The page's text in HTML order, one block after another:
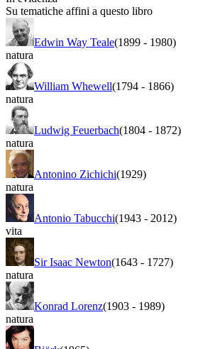
Su tematiche affini a questo libro
Edwin Way Teale(1899 - 1980)
natura
William Whewell(1794 - 1866)
natura
Ludwig Feuerbach(1804 - 1872)
natura
Antonino Zichichi(1929)
natura
Antonio Tabucchi(1943 - 2012)
vita
Sir Isaac Newton(1643 - 1727)
natura
Konrad Lorenz(1903 - 1989)
natura